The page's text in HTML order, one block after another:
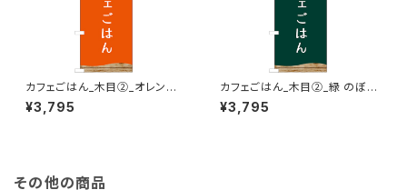
カフェごはん_木目②_オレンジ
のぼり旗
¥3,795
カフェごはん_木目②_緑 のぼり
旗
¥3,795
その他の商品